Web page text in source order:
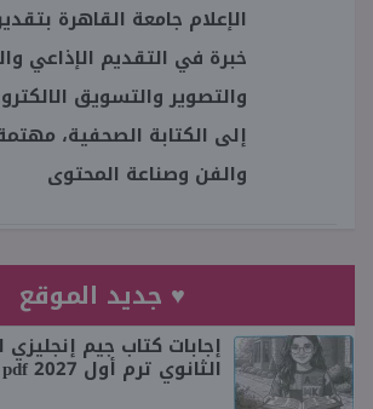
الإعلام جامعة القاهرة
خبرة في التقديم الإذاعي
والتصوير والتسويق
إلى الكتابة الصحفية، مهتمة
والفن وصناعة المحتوى
♥ جديد الموقع
إجابات كتاب جيم
الثانوي ترم أول 2027 pdf